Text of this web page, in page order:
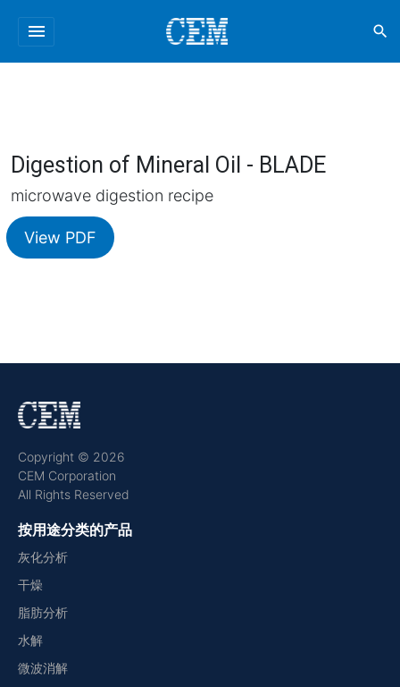
menu search
Digestion of Mineral Oil - BLADE
microwave digestion recipe
View PDF
Copyright © 2026
CEM Corporation
All Rights Reserved
按用途分类的产品
灰化分析
干燥
脂肪分析
水解
微波消解